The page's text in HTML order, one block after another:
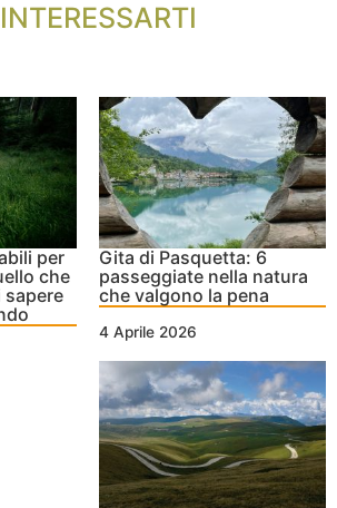
per
che
Gita di Pasquetta: 6
passeggiate nella natura
che valgono la pena
4 Aprile 2026